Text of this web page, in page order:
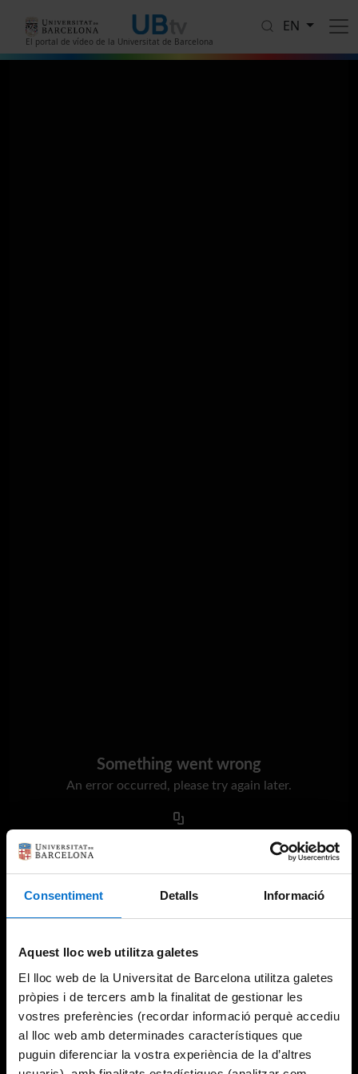
Consentiment Detalls Informació
Aquest lloc web utilitza galetes
El lloc web de la Universitat de Barcelona utilitza galetes
pròpies i de tercers amb la finalitat de gestionar les
vostres preferències (recordar informació perquè accediu
al lloc web amb determinades característiques que
puguin diferenciar la vostra experiència de la d’altres
El portal de vídeo de la Universitat de Barcelona
EN
Something went wrong
An error occurred, please try again later.